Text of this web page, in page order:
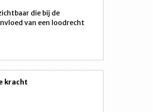
die bij de
van een loodrecht
kracht